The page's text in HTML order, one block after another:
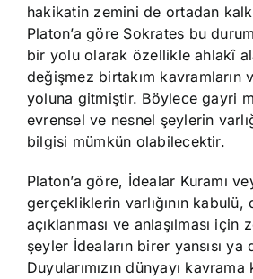
hakikatin zemini de ortadan
Platon’a göre Sokrates bu
bir yolu olarak özellikle ahlakî
değişmez birtakım kavramların
yoluna gitmiştir. Böylece gayri
evrensel ve nesnel şeylerin
bilgisi mümkün olabilecektir.
Platon’a göre, İdealar Kuramı
gerçekliklerin varlığının kabulü,
açıklanması ve anlaşılması için
şeyler İdeaların birer yansısı ya
Duyularımızın dünyayı